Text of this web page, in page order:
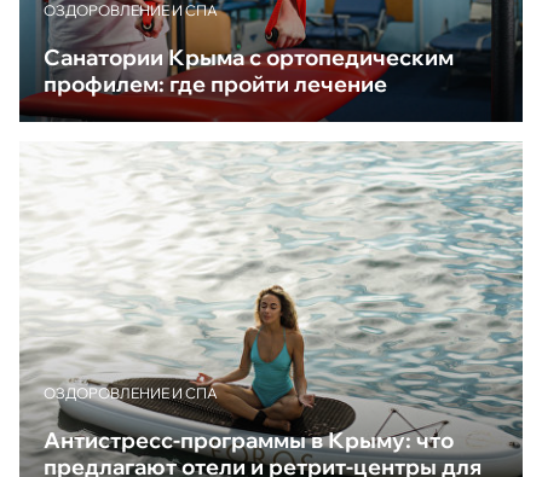
ОЗДОРОВЛЕНИЕ И СПА
Санатории Крыма с ортопедическим
профилем: где пройти лечение
ОЗДОРОВЛЕНИЕ И СПА
Антистресс-программы в Крыму: что
предлагают отели и ретрит-центры для